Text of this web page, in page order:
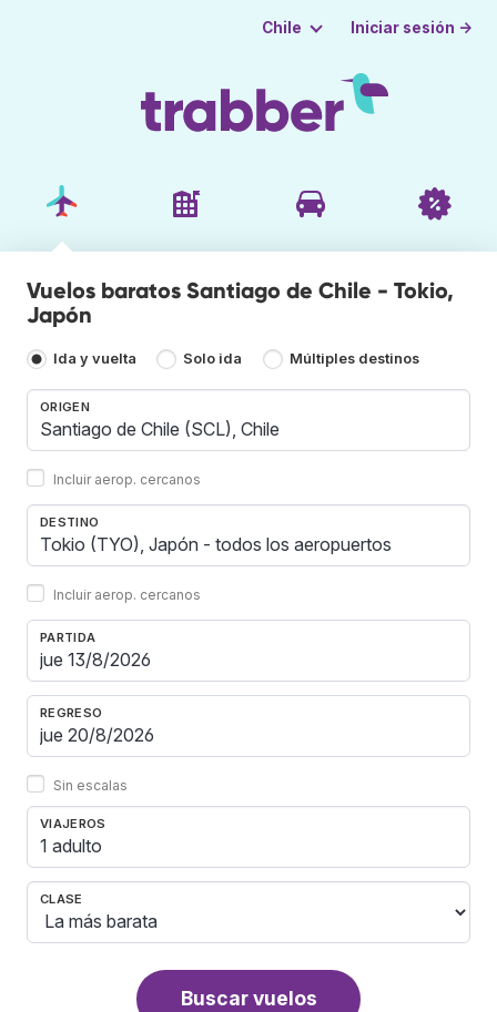
Chile Iniciar sesión →
Vuelos baratos Santiago de Chile - Tokio,
Japón
Ida y vuelta Solo ida Múltiples destinos
ORIGEN
Incluir aerop. cercanos
DESTINO
Incluir aerop. cercanos
PARTIDA
REGRESO
Sin escalas
VIAJEROS
1 adulto
CLASE
Buscar vuelos